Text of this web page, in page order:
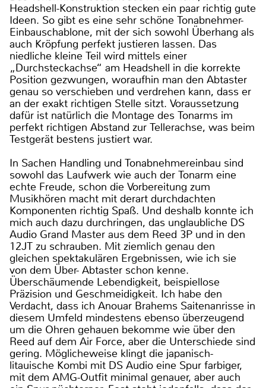
Headshell-Konstruktion stecken ein paar richtig gute
Ideen. So gibt es eine sehr schöne Tonabnehmer-
Einbauschablone, mit der sich sowohl Überhang als
auch Kröpfung perfekt justieren lassen. Das
niedliche kleine Teil wird mittels einer
„Durchsteckachse“ am Headshell in die korrekte
Position gezwungen, woraufhin man den Abtaster
genau so verschieben und verdrehen kann, dass er
an der exakt richtigen Stelle sitzt. Voraussetzung
dafür ist natürlich die Montage des Tonarms im
perfekt richtigen Abstand zur Tellerachse, was beim
Testgerät bestens justiert war.
In Sachen Handling und Tonabnehmereinbau sind
sowohl das Laufwerk wie auch der Tonarm eine
echte Freude, schon die Vorbereitung zum
Musikhören macht mit derart durchdachten
Komponenten richtig Spaß. Und deshalb konnte ich
mich auch dazu durchringen, das unglaubliche DS
Audio Grand Master aus dem Reed 3P und in den
12JT zu schrauben. Mit ziemlich genau den
gleichen spektakulären Ergebnissen, wie ich sie
von dem Über- Abtaster schon kenne.
Überschäumende Lebendigkeit, beispiellose
Präzision und Geschmeidigkeit. Ich habe den
Verdacht, dass ich Anouar Brahems Saitenanrisse in
diesem Umfeld mindestens ebenso überzeugend
um die Ohren gehauen bekomme wie über den
Reed auf dem Air Force, aber die Unterschiede sind
gering. Möglicheweise klingt die japanisch-
litauische Kombi mit DS Audio eine Spur farbiger,
mit dem AMG-Outfit minimal genauer, aber auch